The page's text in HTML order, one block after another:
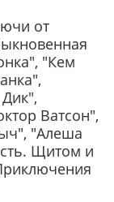
от
"Кем
Ватсон",
"Алеша
Щитом и